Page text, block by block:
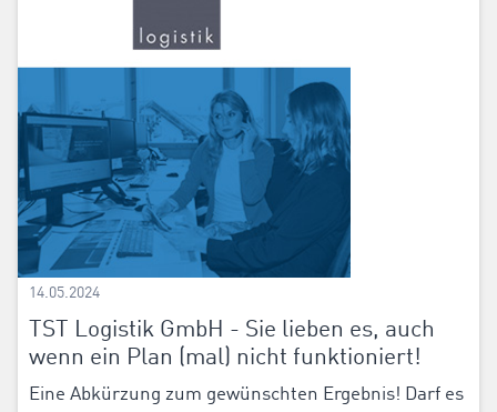
14.05.2024
TST Logistik GmbH - Sie lieben es, auch
wenn ein Plan (mal) nicht funktioniert!
Eine Abkürzung zum gewünschten Ergebnis! Darf es